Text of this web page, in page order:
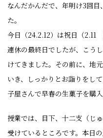
なんだかんだで、年明け3回
た。
今日（24.2.12）は祝日（
連休の最終日でしたが、こう
けてきました。その前に、地
いき、しっかりとお詣りをし
子屋さんで早春の生菓子を購入
授業では、目下、十二支（じ
受けているところです。本日